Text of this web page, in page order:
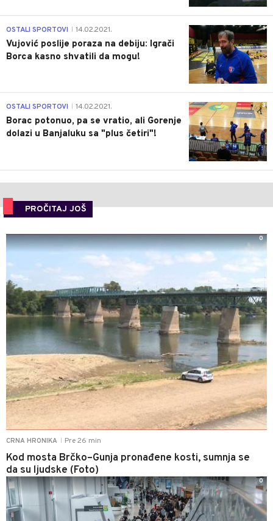
1
OSTALI SPORTOVI 14.02.2021.
Vujović poslije poraza na debiju: Igrači
Borca kasno shvatili da mogu!
3
OSTALI SPORTOVI 14.02.2021.
Borac potonuo, pa se vratio, ali Gorenje
dolazi u Banjaluku sa "plus četiri"!
PROČITAJ JOŠ
CRNA HRONIKA Pre 26 min
Kod mosta Brčko–Gunja pronađene kosti, sumnja se
da su ljudske (Foto)
0
0